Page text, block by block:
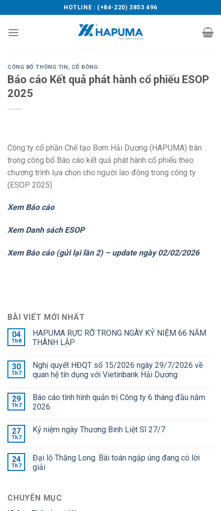
to
content
HOTLINE : (+84-220) 3853 496
CÔNG BỐ THÔNG TIN, CỔ ĐÔNG
Báo cáo Kết quả phát hành cổ phiếu ESOP
2025
Công ty cổ phần Chế tạo Bơm Hải Dương (HAPUMA) trân
trọng công bố Báo cáo kết quả phát hành cổ phiếu theo
chương trình lựa chọn cho người lao động trong công ty
(ESOP 2025)
Xem Báo cáo
Xem Danh sách ESOP
Xem Báo cáo (gửi lại lần 2) – update ngày 02/02/2026
BÀI VIẾT MỚI NHẤT
04
Th8
HAPUMA RỰC RỠ TRONG NGÀY KỶ NIỆM 66 NĂM
THÀNH LẬP
30
Th7
Nghị quyết HĐQT số 15/2026 ngày 29/7/2026 về
quan hệ tín dụng với Vietinbank Hải Dương
29
Th7
Báo cáo tình hình quản trị Công ty 6 tháng đầu năm
2026
27
Th7
Kỷ niệm ngày Thương Binh Liệt Sĩ 27/7
24
Th7
Đại lộ Thăng Long: Bài toán ngập úng đang có lời
giải
CHUYÊN MỤC